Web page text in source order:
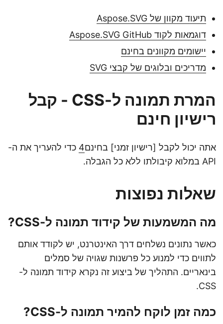
תיעוד מקוון של Aspose.SVG
דוגמאות לקוד Aspose.SVG GitHub
יישומים מקוונים בחינם
מדריכים ובלוגים של קבצי SVG
המרת תמונה ל-CSS - קבל
רישיון חינם
אתה יכול לקבל [רישיון זמני] בחינם4 כדי להעריך את ה-
API במלוא קיבולתו ללא כל הגבלה.
שאלות נפוצות
מה המשמעות של קידוד תמונה ל-CSS?
כאשר נתונים נשלחים דרך האינטרנט, יש לקודד אותם
לתווים כדי למנוע כל פרשנות שגויה של סמלים
בינאריים. התהליך של ביצוע זה נקרא קידוד תמונה ל-
CSS.
כמה זמן לוקח להמיר תמונה ל-CSS?